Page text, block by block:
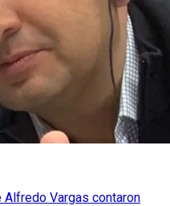
Vargas contaron